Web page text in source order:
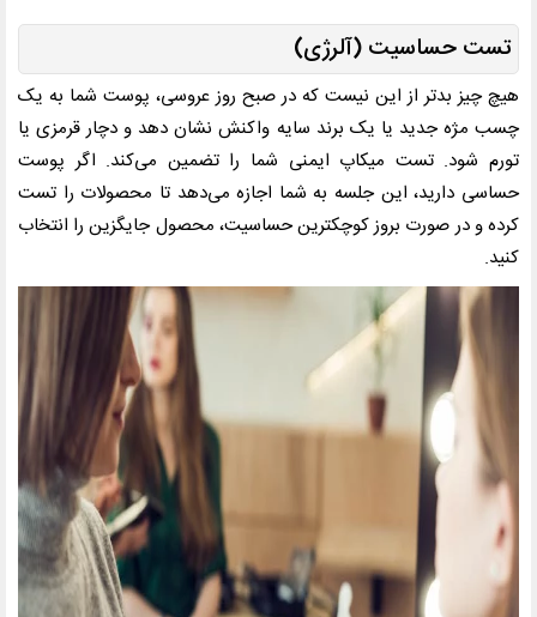
تست حساسیت (آلرژی)
هیچ چیز بدتر از این نیست که در صبح روز عروسی، پوست شما به یک
چسب مژه جدید یا یک برند سایه واکنش نشان دهد و دچار قرمزی یا
تورم شود. تست میکاپ ایمنی شما را تضمین می‌کند. اگر پوست
حساسی دارید، این جلسه به شما اجازه می‌دهد تا محصولات را تست
کرده و در صورت بروز کوچکترین حساسیت، محصول جایگزین را انتخاب
کنید.